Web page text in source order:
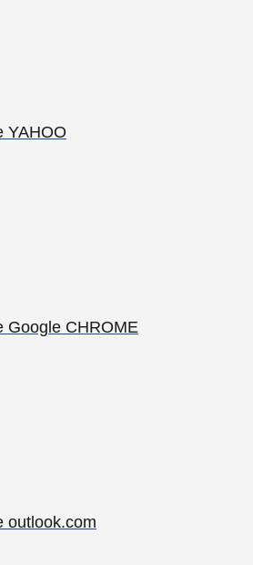
YAHOO
Google CHROME
outlook.com